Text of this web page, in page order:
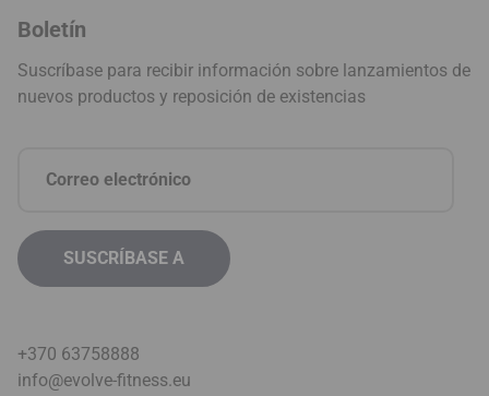
Boletín
Suscríbase para recibir información sobre lanzamientos de
nuevos productos y reposición de existencias
+370 63758888
info@evolve-fitness.eu